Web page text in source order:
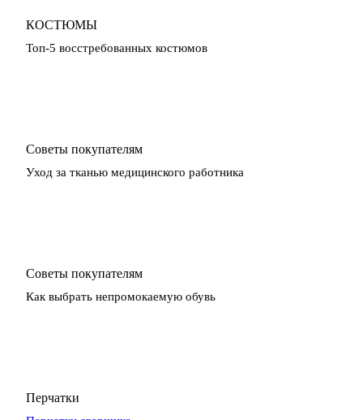
КОСТЮМЫ
Топ-5 восстребованных костюмов
Советы покупателям
Уход за тканью медицинского работника
Советы покупателям
Как выбрать непромокаемую обувь
Перчатки